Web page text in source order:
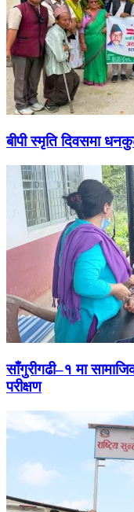
बीपी स्मृति दिवसमा
साँगुरीगढी–१ मा
परीक्षण